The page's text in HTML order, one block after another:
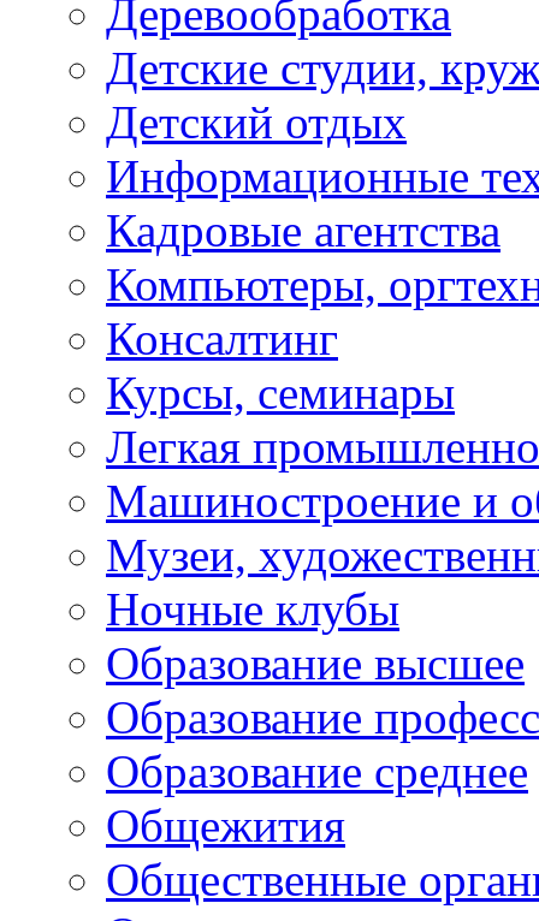
Деревообработка
Детские студии,
Детский отдых
Информационные
Кадровые агентства
Компьютеры,
Консалтинг
Курсы, семинары
Легкая
Машиностроение и
Музеи,
Ночные клубы
Образование высшее
Образование
Образование среднее
Общежития
Общественные